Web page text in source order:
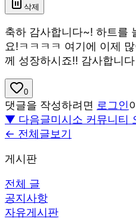
삭제
축하 감사합니다~! 하트를
요!ㅋㅋㅋㅋ 여기에 이제
께 성장하시죠!! 감사합니
0
댓글을 작성하려면 로그인
▼ 다음글미시소 커뮤니티
← 전체글보기
게시판
전체 글
공지사항
자유게시판